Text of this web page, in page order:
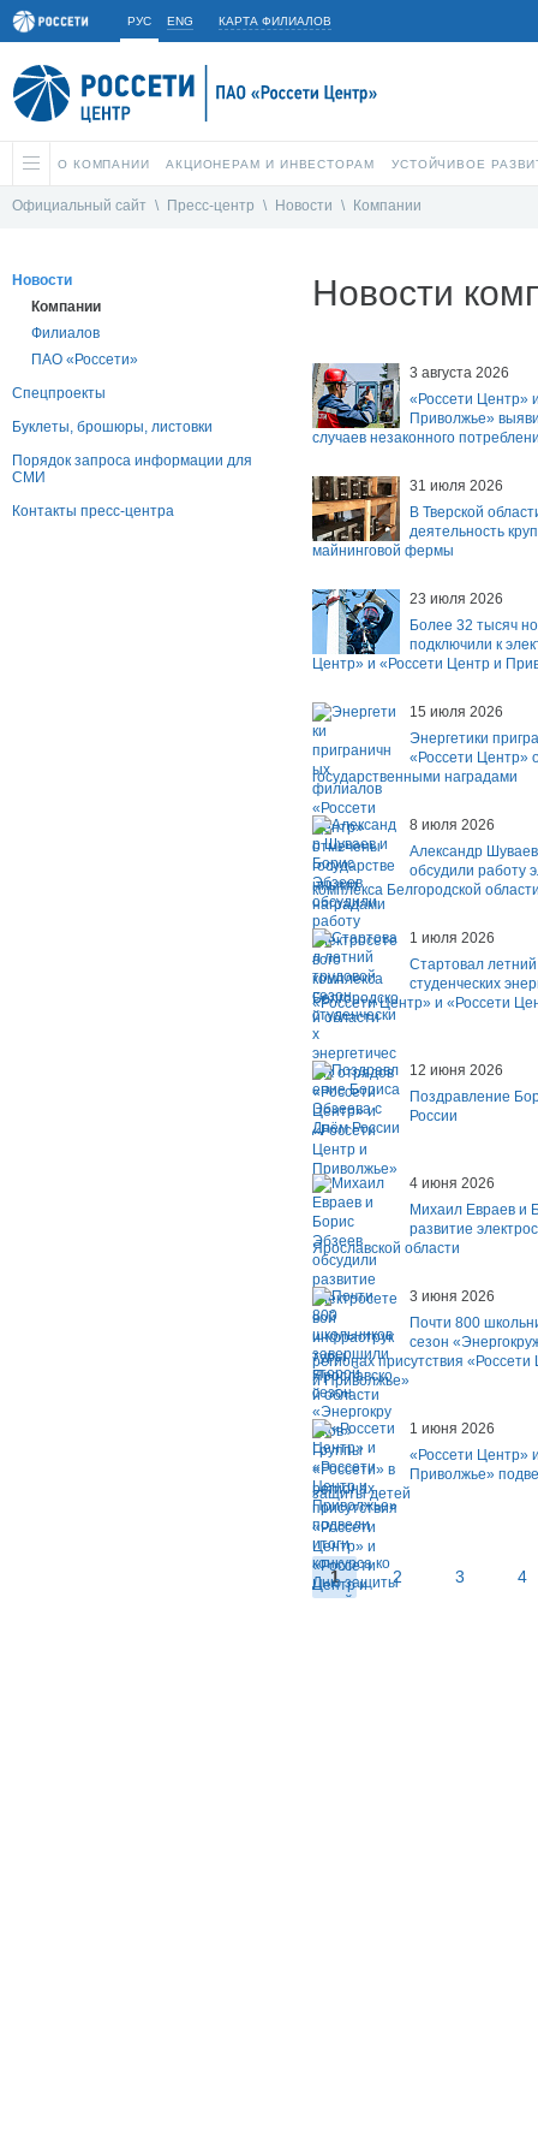
РУС ENG КАРТА ФИЛИАЛОВ
О КОМПАНИИ АКЦИОНЕРАМ И ИНВЕСТОРАМ УСТОЙЧИВОЕ
Официальный сайт \ Пресс-центр \ Новости \ Компании
Новости
Компании
Филиалов
ПАО «Россети»
Спецпроекты
Буклеты, брошюры, листовки
Порядок запроса информации для
СМИ
Контакты пресс-центра
Новости
3 августа 2026
«Россети Центр»
Приволжье»
случаев незаконного
31 июля 2026
В Тверской
деятельность
майнинговой фермы
23 июля 2026
Более 32 тысяч
подключили к
Центр» и «Россети Центр и
15 июля 2026
Энергетики
«Россети Центр»
государственными наградами
8 июля 2026
Александр
обсудили работу
комплекса Белгородской
1 июля 2026
Стартовал
студенческих
«Россети Центр» и «Россети
12 июня 2026
Поздравление
России
4 июня 2026
Михаил Евраев и
развитие
Ярославской области
3 июня 2026
Почти 800
сезон
регионах присутствия
и Приволжье»
1 июня 2026
«Россети Центр»
Приволжье»
защиты детей
1 2 3 4